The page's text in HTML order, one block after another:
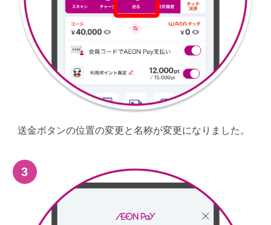
送金ボタンの位置の変更と名称が変更になりました。
3